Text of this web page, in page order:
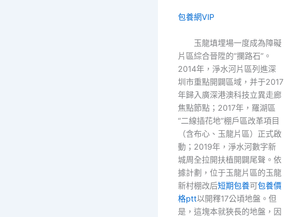
包養網VIP
玉龍填埋場一度成為障礙
片區綜合晉陞的“攔路石”。
2014年，淨水河片區列進深
圳市重點開闢區域，并于2017
年歸入廣深港澳科技立異走廊
焦點節點；2017年，羅湖區
“二線插花地”棚戶區改革項目
（含布心、玉龍片區）正式啟
動；2019年，淨水河數字新
城周全拉開扶植開闢尾聲。依
據計劃，位于玉龍片區的玉龍
新村棚改后短期包養可包養價
格ptt以開釋17公頃地盤。但
是，這塊本就狹長的地盤，因